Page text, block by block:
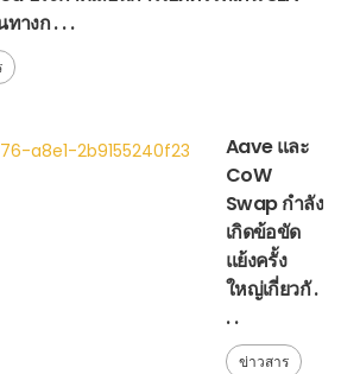
ทางก . . .
Aave และ
CoW
Swap กำลัง
เกิดข้อขัด
แย้งครั้ง
ใหญ่เกี่ยวกั .
. .
ข่าวสาร